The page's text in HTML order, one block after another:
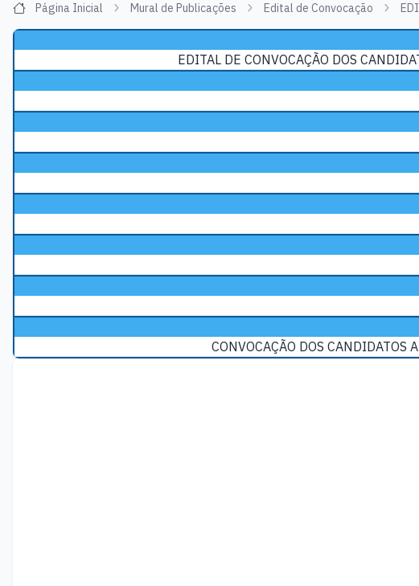
Página Inicial Mural de Publicações Edital de Convocação
EDITAL DE CONVOCAÇÃO DOS
CONVOCAÇÃO DOS CANDIDATOS